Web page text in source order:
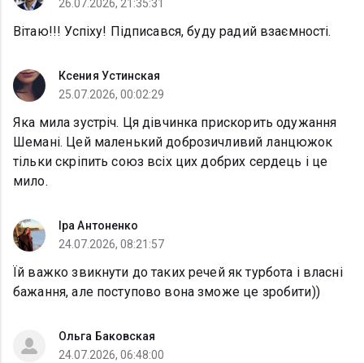
26.07.2026, 21:35:31
Вітаю!!! Успіху! Підписався, буду радий взаємності.
Ксения Устинская
25.07.2026, 00:02:29
Яка мила зустріч. Ця дівчинка прискорить одужання
Шемані. Цей маленький доброзичливий ланцюжок
тільки скріпить союз всіх цих добрих сердець і це
мило.
Іра Антоненко
24.07.2026, 08:21:57
Їй важко звикнути до таких речей як турбота і власні
бажання, але поступово вона зможе це зробити))
Ольга Баковская
24.07.2026, 06:48:00